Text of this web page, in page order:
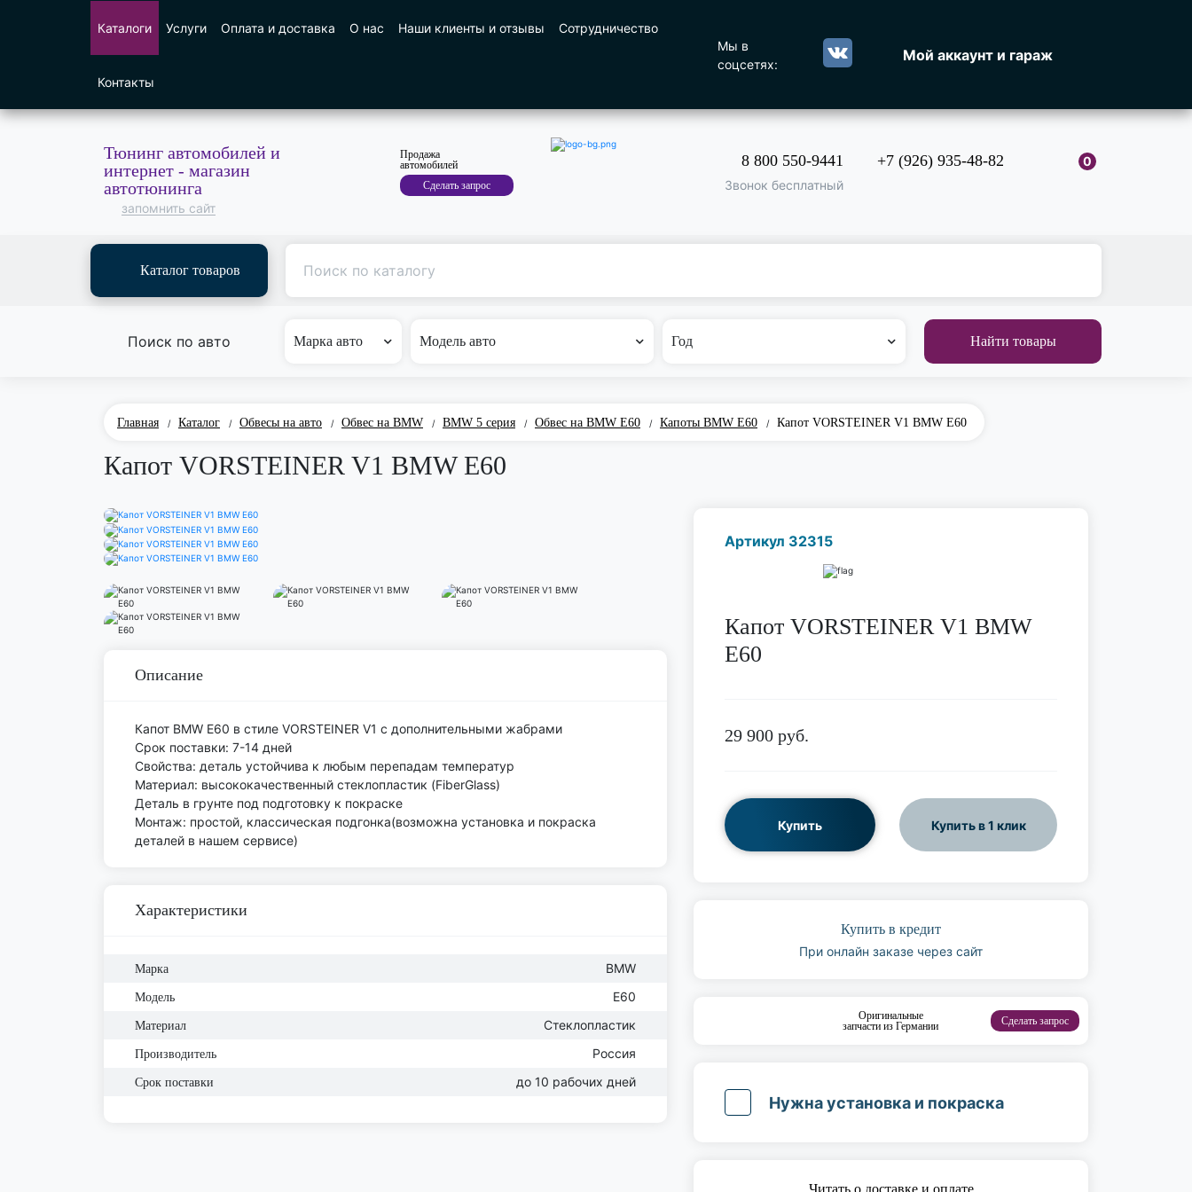
Каталоги Услуги Оплата и доставка О нас Наши клиенты и отзывы Сотрудничество
Контакты
Мы в
соцсетях:
Мой аккаунт и гараж
Тюнинг автомобилей и
интернет - магазин
автотюнинга
запомнить сайт
Продажа
автомобилей
Сделать запрос
8 800 550-9441
Звонок бесплатный
+7 (926) 935-48-82 0
Каталог товаров
Поиск по авто Марка авто Модель авто Год Найти товары
Главная / Каталог / Обвесы на авто / Обвес на BMW / BMW 5 серия / Обвес на BMW E60 / Капоты BMW E60 / Капот VORSTEINER V1 BMW E60
Капот VORSTEINER V1 BMW E60
Описание
Капот BMW E60 в стиле VORSTEINER V1 с дополнительными жабрами
Срок поставки: 7-14 дней
Свойства: деталь устойчива к любым перепадам температур
Материал: высококачественный стеклопластик (FiberGlass)
Деталь в грунте под подготовку к покраске
Монтаж: простой, классическая подгонка(возможна установка и покраска
деталей в нашем сервисе)
Характеристики
Марка BMW
Модель E60
Материал Стеклопластик
Производитель Россия
Срок поставки до 10 рабочих дней
Артикул 32315
Капот VORSTEINER V1 BMW
E60
29 900 руб.
Купить Купить в 1 клик
Купить в кредит
При онлайн заказе через сайт
Оригинальные
запчасти из Германии
Сделать запрос
Нужна установка и покраска
Читать о доставке и оплате